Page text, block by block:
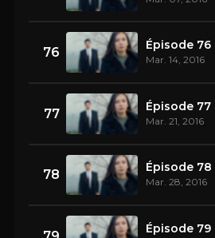
76 Épisode 76
Mar. 14, 2016
77 Épisode 77
Mar. 21, 2016
78 Épisode 78
Mar. 28, 2016
Épisode 79